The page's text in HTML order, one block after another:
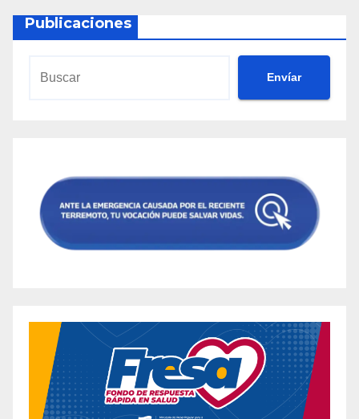
Publicaciones
Envíar